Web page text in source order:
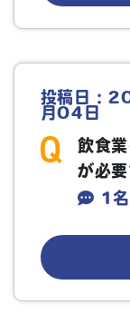
投稿日：
月04日
飲食
が必要
1